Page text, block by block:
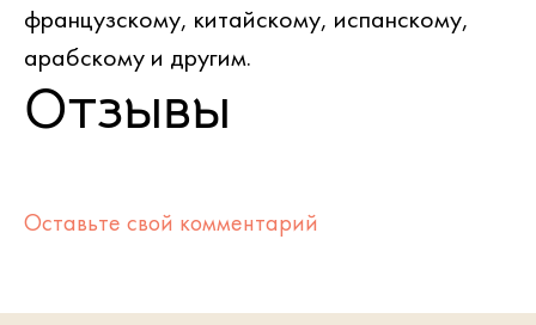
французскому, китайскому, испанскому,
арабскому и другим.
Отзывы
Оставьте свой комментарий